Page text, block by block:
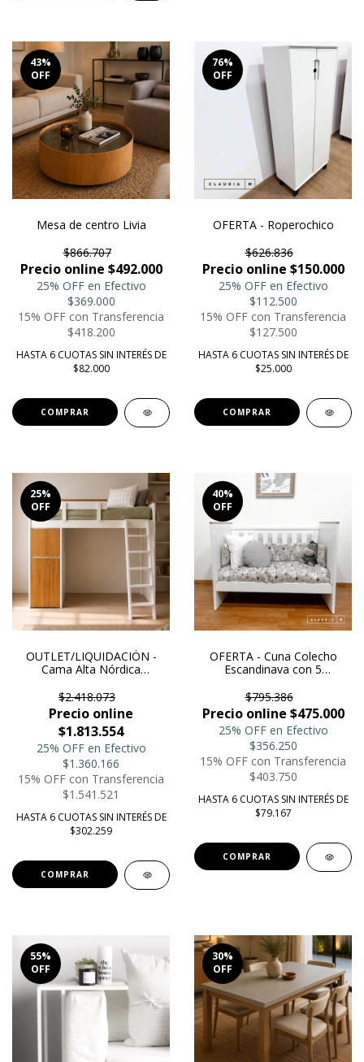
43%
OFF
Mesa de centro Livia
$866.707
Precio online $492.000
25% OFF en Efectivo
$369.000
15% OFF con Transferencia
$418.200
HASTA 6 CUOTAS SIN INTERÉS DE
$82.000
76%
OFF
OFERTA - Roperochico
$626.836
Precio online $150.000
25% OFF en Efectivo
$112.500
15% OFF con Transferencia
$127.500
HASTA 6 CUOTAS SIN INTERÉS DE
$25.000
25%
OFF
OUTLET/LIQUIDACIÓN -
Cama Alta Nórdica
$2.418.073
Precio online
$1.813.554
25% OFF en Efectivo
$1.360.166
15% OFF con Transferencia
$1.541.521
HASTA 6 CUOTAS SIN INTERÉS DE
$302.259
40%
OFF
OFERTA - Cuna Colecho
Escandinava con 5
$795.386
Precio online $475.000
25% OFF en Efectivo
$356.250
15% OFF con Transferencia
$403.750
HASTA 6 CUOTAS SIN INTERÉS DE
$79.167
55%
OFF
30%
OFF